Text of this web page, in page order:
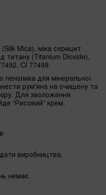
Mica), міка серицит
титану (Titanium Dioxide),
CI 77499.
пензлика для мінеральної
рум'яна на очищену та
Для зволоження
“Рисовий” крем.
дати виробництва.
немає.